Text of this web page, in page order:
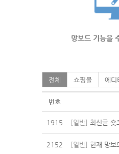
망보드 기능을
전체 쇼핑몰 에디
번호
1915 [일반] 최신글 숏
2152 [일반] 현재 망보